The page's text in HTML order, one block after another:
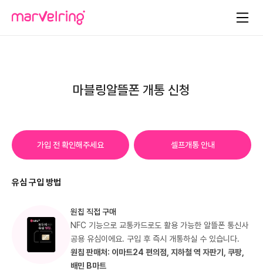
마블링알뜰폰 개통 신청
가입 전 확인해주세요 셀프개통 안내
유심 구입 방법
원칩 직접 구매
NFC 기능으로 교통카드로도 활용 가능한 알뜰폰 통신사
공용 유심이에요. 구입 후 즉시 개통하실 수 있습니다.
원칩 판매처: 이마트24 편의점, 지하철 역 자판기, 쿠팡,
배민 B마트